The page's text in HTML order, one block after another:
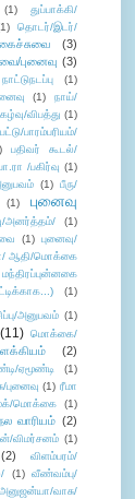
(1)
துப்பாக்கி/
தொடர்/இடர்/
(3)
புனைவு (3)
நாட்டுநடப்பு (1)
(1)
நாய்/
விபத்து (1)
பட்டு/பாரம்பரியம்/
பதிவர் கூடல்/
/பகிர்வு (1)
(1) பீரு/
(1)
புனைவு
அனர்த்தம்/
(1)
(1) புனைவு/
ஆதி/மொக்கை
மந்திரப்புன்னகை
(1)
அனுபவம் (1)
(11) மொக்கை/
(2)
ஏமூண்டி
(1)
புனைவு (1) ரீமா
மொக்கை
(1)
வாரியம் (2)
விமர்சனம் (1)
(2)
விளம்பரம்/
(1) வீண்வம்பு/
வாசு/